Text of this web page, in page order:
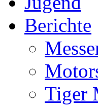
Berichte
Tiger